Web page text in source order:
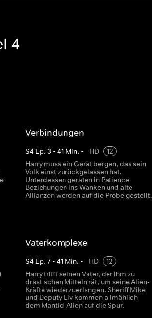
4
Verbindungen
S4 Ep. 3 • 41 Min. • HD
12
Harry muss ein Gerät bergen, das sein
Volk einst zurückgelassen hat.
Unterdessen geraten in Patience
Beziehungen ins Wanken und alte
Allianzen werden auf die Probe gestellt.
Vaterkomplexe
S4 Ep. 7• 41 Min. • HD
12
Harry trifft seinen Vater, der ihm zu
drastischen Mitteln rät, um seine Alien-
Kräfte wiederzuerlangen. Sheriff Mike
und Deputy Liv kommen allmählich
dem Mantid-Alien auf die Spur.